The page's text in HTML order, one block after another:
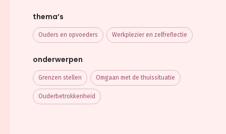
thema’s
Ouders en opvoeders Werkplezier en zelfreflectie
onderwerpen
Grenzen stellen Omgaan met de thuissituatie
Ouderbetrokkenheid